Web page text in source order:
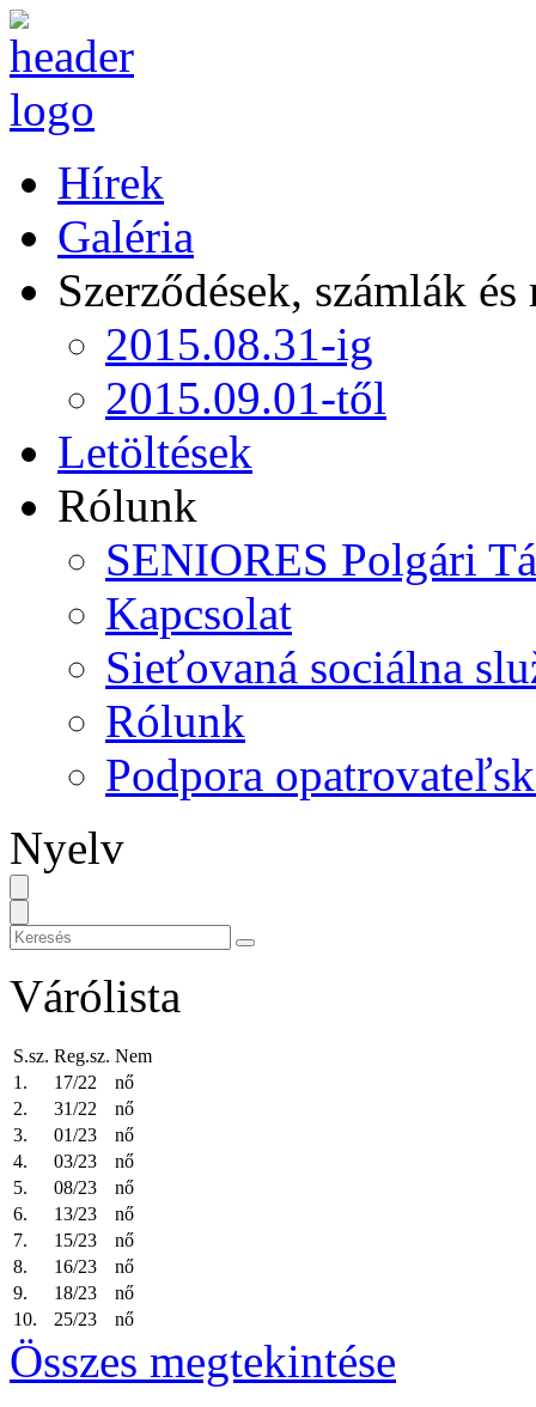
Hírek
Galéria
Szerződések, számlák
2015.08.31-ig
2015.09.01-től
Letöltések
Rólunk
SENIORES Polgári
Kapcsolat
Sieťovaná sociálna
Rólunk
Podpora
Nyelv
Várólista
S.sz. Reg.sz. Nem
1.
17/22
nő
2.
31/22
nő
3.
01/23
nő
4.
03/23
nő
5.
08/23
nő
6.
13/23
nő
7.
15/23
nő
8.
16/23
nő
9.
18/23
nő
10.
25/23 nő
Összes megtekintése